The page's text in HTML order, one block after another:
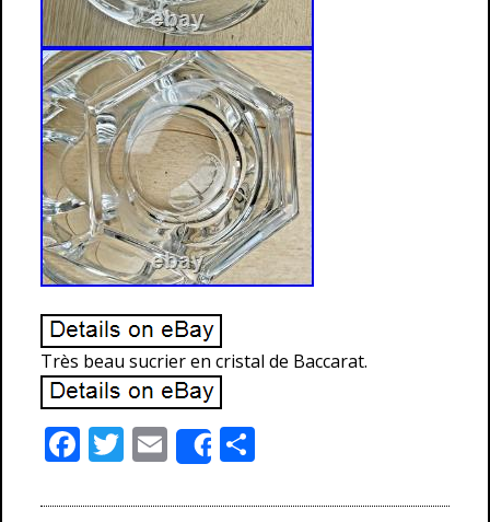
Très beau sucrier en cristal de Baccarat.
F T E
m
Share